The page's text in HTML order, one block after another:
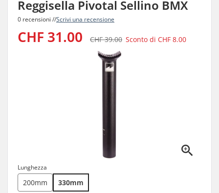
Reggisella Pivotal Sellino BMX
0 recensioni //Scrivi una recensione
CHF 31.00 CHF 39.00 Sconto di CHF 8.00
Lunghezza
200mm 330mm